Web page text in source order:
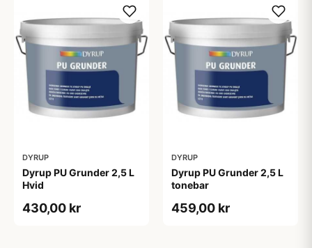
DYRUP
Dyrup PU Grunder 2,5 L
Hvid
430,00 kr
DYRUP
Dyrup PU Grunder 2,5 L
tonebar
459,00 kr